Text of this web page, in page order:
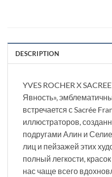
DESCRIPTION
YVES ROCHER X
Явность»,
встречается с Sacrée
иллюстраторов,
подругами Алин и
лиц и пейзажей этих
полный легкости,
нас чаще всего